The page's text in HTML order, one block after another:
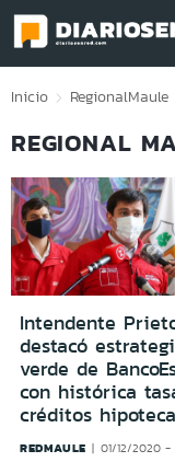
Click acá para ir
Inicio RegionalMaule
REGIONAL
Intendente
destacó
verde de
con histórica
créditos
REDMAULE 01/12/2020 -